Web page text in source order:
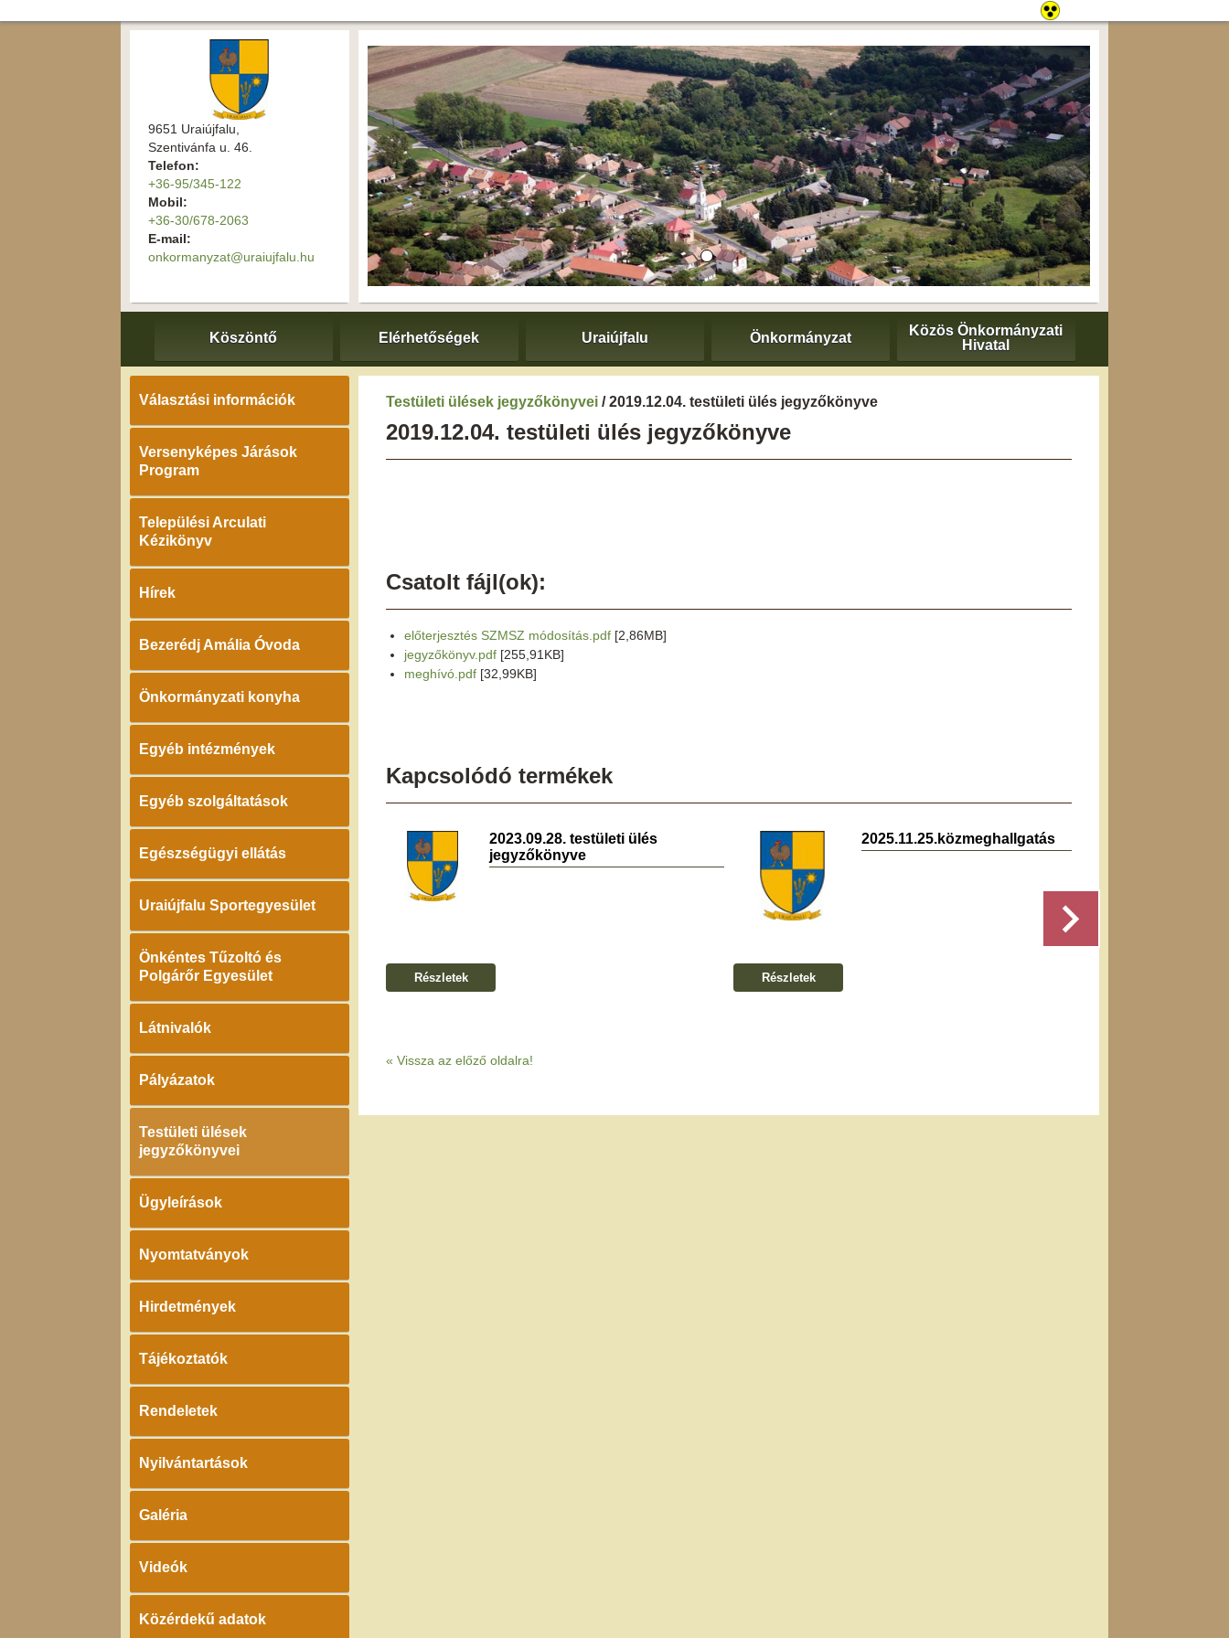
9651 Uraiújfalu,
Szentivánfa u. 46.
Telefon:
+36-95/345-122
Mobil:
+36-30/678-2063
E-mail:
onkormanyzat@uraiujfalu.hu
Köszöntő Elérhetőségek Uraiújfalu Önkormányzat
Közös Önkormányzati
Hivatal
Választási információk
Versenyképes Járások
Program
Települési Arculati
Kézikönyv
Hírek
Bezerédj Amália Óvoda
Önkormányzati konyha
Egyéb intézmények
Egyéb szolgáltatások
Egészségügyi ellátás
Uraiújfalu Sportegyesület
Önkéntes Tűzoltó és
Polgárőr Egyesület
Látnivalók
Pályázatok
Testületi ülések
jegyzőkönyvei
Ügyleírások
Nyomtatványok
Hirdetmények
Tájékoztatók
Rendeletek
Nyilvántartások
Galéria
Videók
Közérdekű adatok
Testületi ülések jegyzőkönyvei / 2019.12.04. testületi ülés jegyzőkönyve
2019.12.04. testületi ülés jegyzőkönyve
Csatolt fájl(ok):
előterjesztés SZMSZ módosítás.pdf [2,86MB]
jegyzőkönyv.pdf [255,91KB]
meghívó.pdf [32,99KB]
Kapcsolódó termékek
2023.09.28. testületi ülés
jegyzőkönyve
Részletek
2025.11.25.közmeghallgatás
Részletek
« Vissza az előző oldalra!